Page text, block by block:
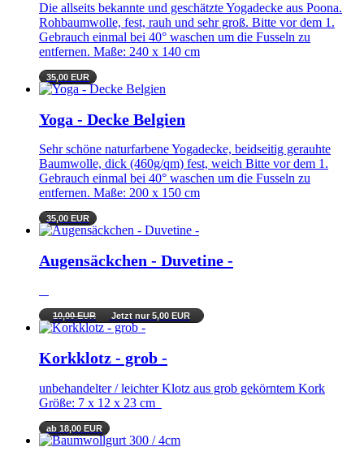
Die allseits bekannte und geschätzte Yogadecke aus Poona.
Rohbaumwolle, fest, rauh und sehr groß. Bitte vor dem 1.
Gebrauch einmal bei 40° waschen um die Fusseln zu
entfernen. Maße: 240 x 140 cm
35,00 EUR
Yoga - Decke Belgien
Sehr schöne naturfarbene Yogadecke, beidseitig gerauhte
Baumwolle, dick (460g/qm) fest, weich Bitte vor dem 1.
Gebrauch einmal bei 40° waschen um die Fusseln zu
entfernen. Maße: 200 x 150 cm
35,00 EUR
Augensäckchen - Duvetine -
10,00 EUR Jetzt nur 5,00 EUR
Korkklotz - grob -
unbehandelter / leichter Klotz aus grob gekörntem Kork
Größe: 7 x 12 x 23 cm
ab 18,00 EUR